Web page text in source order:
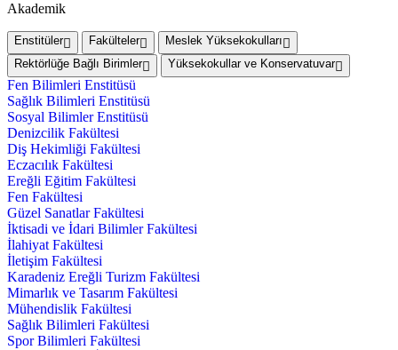
Akademik
Enstitüler Fakülteler
Meslek Yüksekokulları
Rektörlüğe Bağlı Birimler
Yüksekokullar ve Konservatuvar
Fen Bilimleri Enstitüsü
Sağlık Bilimleri Enstitüsü
Sosyal Bilimler Enstitüsü
Denizcilik Fakültesi
Diş Hekimliği Fakültesi
Eczacılık Fakültesi
Ereğli Eğitim Fakültesi
Fen Fakültesi
Güzel Sanatlar Fakültesi
İktisadi ve İdari Bilimler Fakültesi
İlahiyat Fakültesi
İletişim Fakültesi
Karadeniz Ereğli Turizm Fakültesi
Mimarlık ve Tasarım Fakültesi
Mühendislik Fakültesi
Sağlık Bilimleri Fakültesi
Spor Bilimleri Fakültesi